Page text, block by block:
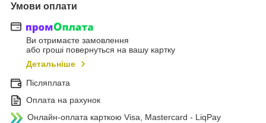
Умови оплати
Ви отримаєте замовлення
або гроші повернуться на вашу картку
Детальніше
Післяплата
Оплата на рахунок
Онлайн-оплата карткою Visa, Mastercard - LiqPay